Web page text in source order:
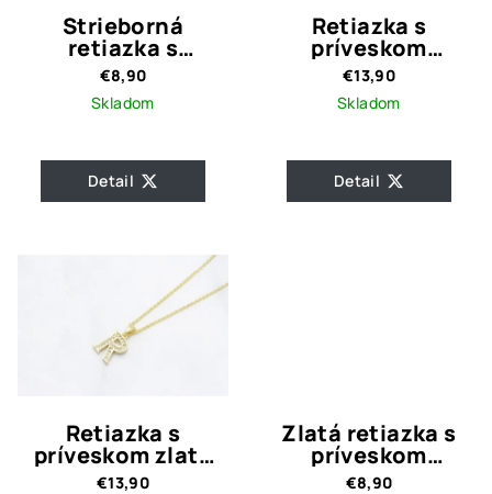
Strieborná
retiazka s
príveskom
Kamienkový Psík
€8,90
Skladom
Detail
Retiazka s
príveskom
strieborné
písmeno Z
€13,90
Skladom
Detail
Retiazka s
príveskom zlaté
písmeno R
€13,90
Zlatá retiazka s
príveskom
Kamienkový Psík
€8,90